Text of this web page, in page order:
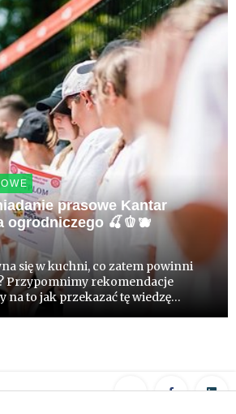
prasowe Kantar
ogrodniczego 🍒🫑🫐
się w kuchni, co zatem powinni
Przypomnimy rekomendacje
na to jak przekazać tę wiedzę